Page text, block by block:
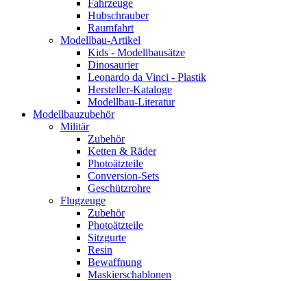
Fahrzeuge
Hubschrauber
Raumfahrt
Modellbau-Artikel
Kids - Modellbausätze
Dinosaurier
Leonardo da Vinci - Plastik
Hersteller-Kataloge
Modellbau-Literatur
Modellbauzubehör
Militär
Zubehör
Ketten & Räder
Photoätzteile
Conversion-Sets
Geschützrohre
Flugzeuge
Zubehör
Photoätzteile
Sitzgurte
Resin
Bewaffnung
Maskierschablonen